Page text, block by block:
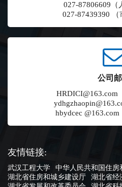
027-87806609（
027-87439390 （
公司
HRDICI@163.com
hbydcec @163.com
友情链接:
武汉工程大学
中华人民共和国住房
湖北省住房和城乡建设厅
湖北省经